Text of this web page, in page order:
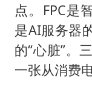
点。FPC是
是AI服务器
的“心脏”。
一张从消费